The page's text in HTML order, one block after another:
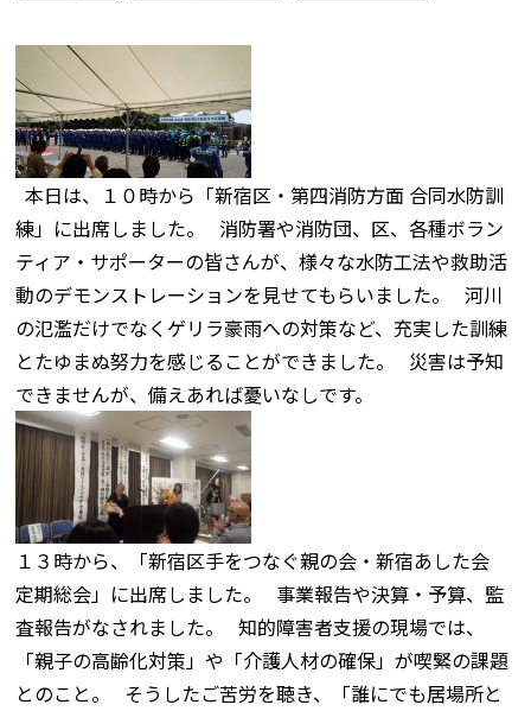
本日は、１０時から「新宿区・第四消防方面 合同水防訓
練」に出席しました。 消防署や消防団、区、各種ボラン
ティア・サポーターの皆さんが、様々な水防工法や救助活
動のデモンストレーションを見せてもらいました。 河川
の氾濫だけでなくゲリラ豪雨への対策など、充実した訓練
とたゆまぬ努力を感じることができました。 災害は予知
できませんが、備えあれば憂いなしです。
１３時から、「新宿区手をつなぐ親の会・新宿あした会
定期総会」に出席しました。 事業報告や決算・予算、監
査報告がなされました。 知的障害者支援の現場では、
「親子の高齢化対策」や「介護人材の確保」が喫緊の課題
とのこと。 そうしたご苦労を聴き、「誰にでも居場所と